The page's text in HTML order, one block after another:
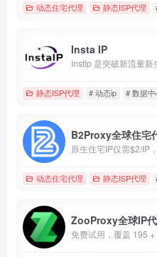
动态住宅代理 静态ISP代理
Insta IP
静态ISP代理 # 动态ip # 数据
B2Proxy全球住宅
动态住宅代理 静态ISP代理
ZooProxy全球IP